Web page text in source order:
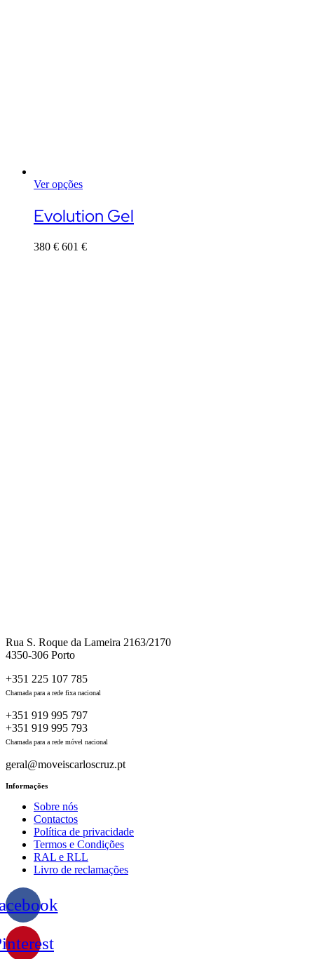
Ver opções
product
has
variants.
Evolution Gel
380 € 601 €
Rua S. Roque da Lameira 2163/2170
4350-306 Porto
+351 225 107 785
Chamada para a rede fixa nacional
+351 919 995 797
+351 919 995 793
Chamada para a rede móvel nacional
geral@moveiscarloscruz.pt
Informações
Sobre nós
Contactos
Política de privacidade
Termos e Condições
RAL e RLL
Livro de reclamações